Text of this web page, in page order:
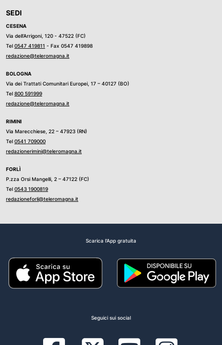
SEDI
CESENA
Via dell’Arrigoni, 120 - 47522 (FC)
Tel 0547 419811 - Fax 0547 419898
redazione@teleromagna.it
BOLOGNA
Via dei Trattati Comunitari Europei, 17 – 40127 (BO)
Tel 800 591999
redazione@teleromagna.it
RIMINI
Via Marecchiese, 22 – 47923 (RN)
Tel 0541 709000
redazionerimini@teleromagna.it
FORLÌ
P.zza Orsi Mangelli, 2 – 47122 (FC)
Tel 0543 1900819
redazioneforli@teleromagna.it
Scarica l'App gratuita
Seguici sui social